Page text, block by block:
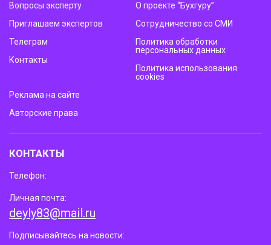
Вопросы эксперту
Приглашаем экспертов
Телеграм
Контакты
О проекте “Бухгуру”
Сотрудничество со СМИ
Политика обработки
персональных данных
Политика использования
cookies
Реклама на сайте
Авторские права
КОНТАКТЫ
Телефон:
Личная почта:
deyly83@mail.ru
Подписывайтесь на новости: